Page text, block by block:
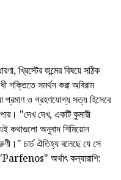
খ্রিস্টের জন্মের বিষয়ে সঠিক
শক্তিতে সমর্থন করা অবিরাম
প্রমাণ ও গ্রহণযোগ্য সত্য হিসেবে
"দেখ দেখ, একটি কুমারী
কথাগুলো অনুবাদ শিমিয়োন
চার্চ ঐতিহ্য বলেছে যে সে
অর্থাৎ কন্যারাশি: